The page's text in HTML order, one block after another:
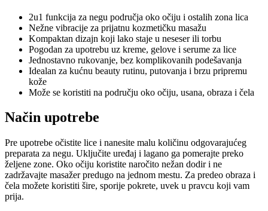
2u1 funkcija za negu područja oko očiju i ostalih zona lica
Nežne vibracije za prijatnu kozmetičku masažu
Kompaktan dizajn koji lako staje u neseser ili torbu
Pogodan za upotrebu uz kreme, gelove i serume za lice
Jednostavno rukovanje, bez komplikovanih podešavanja
Idealan za kućnu beauty rutinu, putovanja i brzu pripremu
kože
Može se koristiti na području oko očiju, usana, obraza i čela
Način upotrebe
Pre upotrebe očistite lice i nanesite malu količinu odgovarajućeg
preparata za negu. Uključite uređaj i lagano ga pomerajte preko
željene zone. Oko očiju koristite naročito nežan dodir i ne
zadržavajte masažer predugo na jednom mestu. Za predeo obraza i
čela možete koristiti šire, sporije pokrete, uvek u pravcu koji vam
prija.